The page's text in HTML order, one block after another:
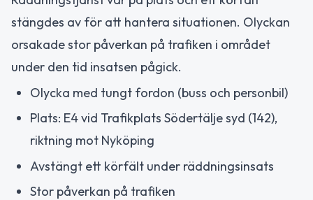
stängdes av för att hantera situationen. Olyckan
orsakade stor påverkan på trafiken i området
under den tid insatsen pågick.
Olycka med tungt fordon (buss och personbil)
Plats: E4 vid Trafikplats Södertälje syd (142),
riktning mot Nyköping
Avstängt ett körfält under räddningsinsats
Stor påverkan på trafiken